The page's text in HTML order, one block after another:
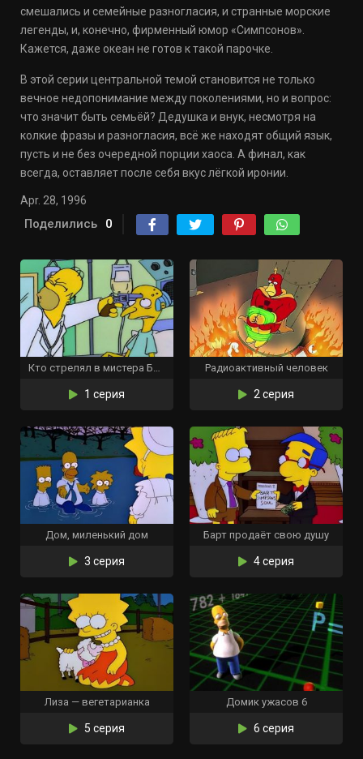
смешались и семейные разногласия, и странные морские
легенды, и, конечно, фирменный юмор «Симпсонов».
Кажется, даже океан не готов к такой парочке.
В этой серии центральной темой становится не только
вечное недопонимание между поколениями, но и вопрос:
что значит быть семьёй? Дедушка и внук, несмотря на
колкие фразы и разногласия, всё же находят общий язык,
пусть и не без очередной порции хаоса. А финал, как
всегда, оставляет после себя вкус лёгкой иронии.
Apr. 28, 1996
Поделились 0
Кто стрелял в мистера Бёрнса? (Часть 2)
1 серия
Радиоактивный человек
2 серия
Дом, миленький дом
3 серия
Барт продаёт свою душу
4 серия
Лиза — вегетарианка
5 серия
Домик ужасов 6
6 серия